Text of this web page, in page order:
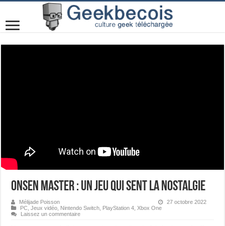
Onsen Master : un jeu qui sent la nostalgie
Mélijade Poisson
27 octobre 2022
PC ,Jeux vidéo Nintendo Switch PlayStation 4 ,Xbox One
Laissez un commentaire